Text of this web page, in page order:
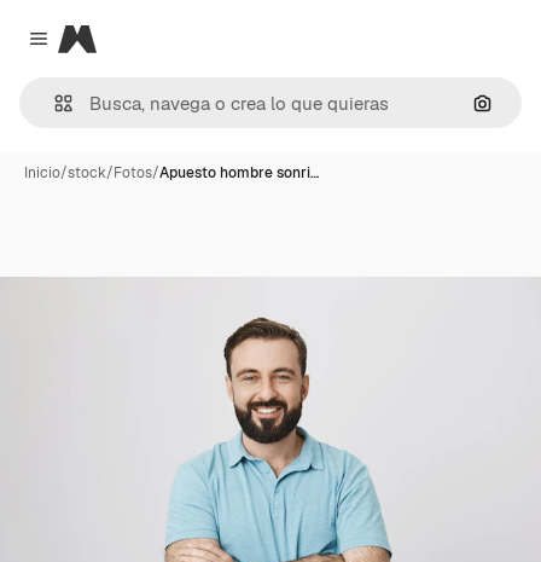
Close menu
Magnific
Inicio/stock/Fotos/Apuesto hombre sonri…